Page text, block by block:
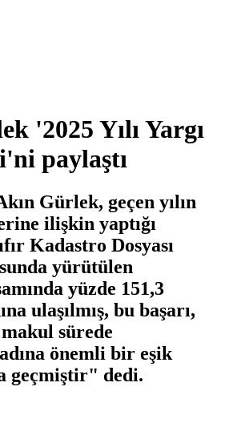
'2025 Yılı Yargı
paylaştı
Gürlek, geçen yılın
ilişkin yaptığı
Kadastro Dosyası
yürütülen
yüzde 151,3
ulaşılmış, bu başarı,
sürede
önemli bir eşik
geçmiştir" dedi.